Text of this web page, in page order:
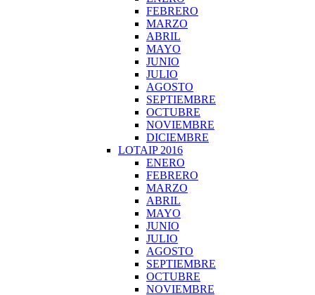
FEBRERO
MARZO
ABRIL
MAYO
JUNIO
JULIO
AGOSTO
SEPTIEMBRE
OCTUBRE
NOVIEMBRE
DICIEMBRE
LOTAIP 2016
ENERO
FEBRERO
MARZO
ABRIL
MAYO
JUNIO
JULIO
AGOSTO
SEPTIEMBRE
OCTUBRE
NOVIEMBRE